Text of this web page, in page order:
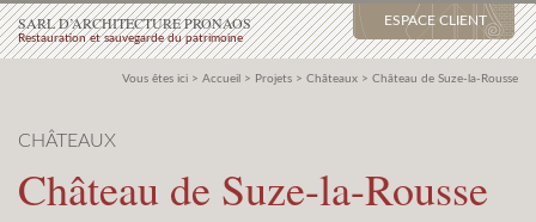
ESPACE CLIENT
SARL D’ARCHITECTURE PRONAOS
Restauration et sauvegarde du patrimoine
Vous êtes ici > Accueil > Projets > Châteaux > Château de Suze-la-Rousse
CHÂTEAUX
Château de Suze-la-Rousse